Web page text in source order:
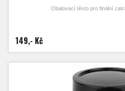
Obalovací těsto pro finální
Díky perfektní rozpustnosti a uvolňování
Tip: při lovu v chladném počasí pastu
lepší
149,- Kč